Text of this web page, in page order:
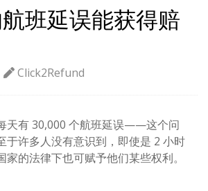
班延误能获得赔
Click2Refund
天有 30,000 个航班延误——这个问
于许多人没有意识到，即使是 2 小时
家的法律下也可赋予他们某些权利。